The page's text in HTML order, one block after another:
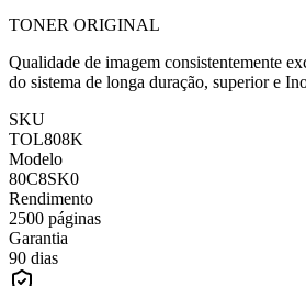
TONER ORIGINAL
Qualidade de imagem consistentemente
do sistema de longa duração, superior e
SKU
TOL808K
Modelo
80C8SK0
Rendimento
2500 páginas
Garantia
90 dias